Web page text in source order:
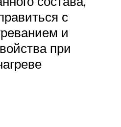
с
и
при